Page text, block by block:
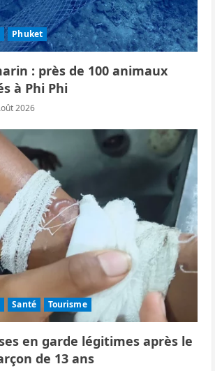
Phuket
: près de 100 animaux
à Phi Phi
2026
Santé Tourisme
en garde légitimes après le
de 13 ans